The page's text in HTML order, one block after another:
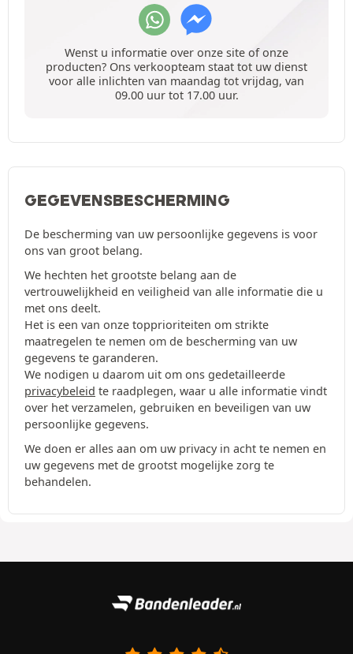
Wenst u informatie over onze site of onze
producten? Ons verkoopteam staat tot uw dienst
voor alle inlichten van maandag tot vrijdag, van
09.00 uur tot 17.00 uur.
GEGEVENSBESCHERMING
De bescherming van uw persoonlijke gegevens is voor
ons van groot belang.
We hechten het grootste belang aan de
vertrouwelijkheid en veiligheid van alle informatie die u
met ons deelt.
Het is een van onze topprioriteiten om strikte
maatregelen te nemen om de bescherming van uw
gegevens te garanderen.
We nodigen u daarom uit om ons gedetailleerde
privacybeleid te raadplegen, waar u alle informatie vindt
over het verzamelen, gebruiken en beveiligen van uw
persoonlijke gegevens.
We doen er alles aan om uw privacy in acht te nemen en
uw gegevens met de grootst mogelijke zorg te
behandelen.